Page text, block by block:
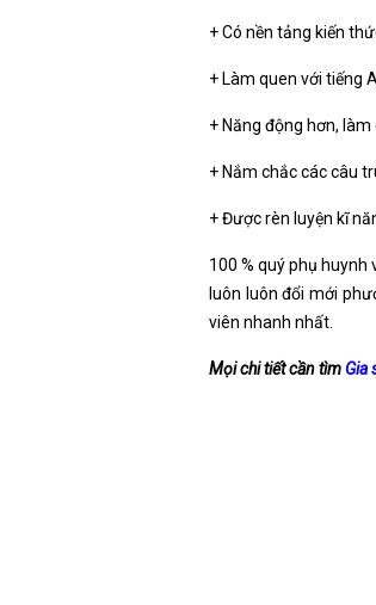
+ Có nền tảng kiến
+ Làm quen với tiếng
+ Năng động hơn,
+ Nắm chắc các câu
+ Được rèn luyện kĩ
100 % quý phụ
luôn luôn đổi mới
viên nhanh nhất.
Mọi chi tiết cần tìm Gia